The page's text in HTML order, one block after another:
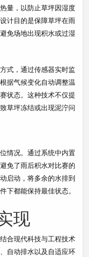
量，以防止草坪因湿度
计目的是保障草坪在雨
免场地出现积水或过湿
式，通过传感器实时监
据气候变化自动调整温
状态。这种技术不仅提
草坪冻结或出现泥泞问
情况。通过系统中内置
免了雨后积水对比赛的
启动，将多余的水排到
下都能保持最佳状态。
现
合现代科技与工程技术
自动排水以及自适应环